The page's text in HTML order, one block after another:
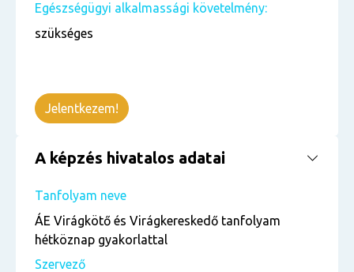
Egészségügyi alkalmassági követelmény:
szükséges
Jelentkezem!
A képzés hivatalos adatai
Tanfolyam neve
ÁE Virágkötő és Virágkereskedő tanfolyam
hétköznap gyakorlattal
Szervező